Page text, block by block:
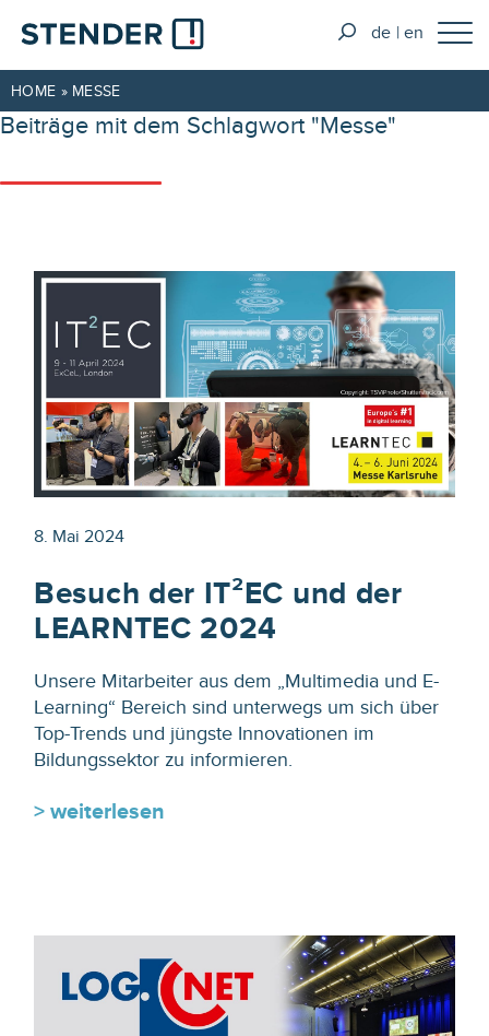
de en
HOME » MESSE
Beiträge mit dem Schlagwort "Messe"
8. Mai 2024
Besuch der IT²EC und der
LEARNTEC 2024
Unsere Mitarbeiter aus dem „Multimedia und E-
Learning“ Bereich sind unterwegs um sich über
Top-Trends und jüngste Innovationen im
Bildungssektor zu informieren.
> weiterlesen